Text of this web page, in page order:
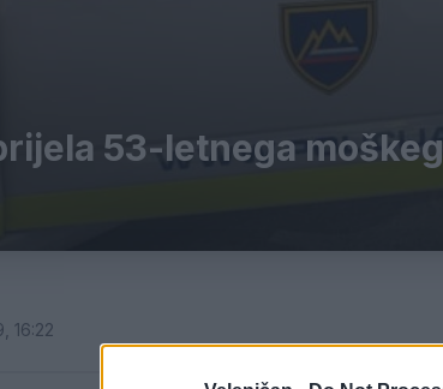
53-letnega
16:22